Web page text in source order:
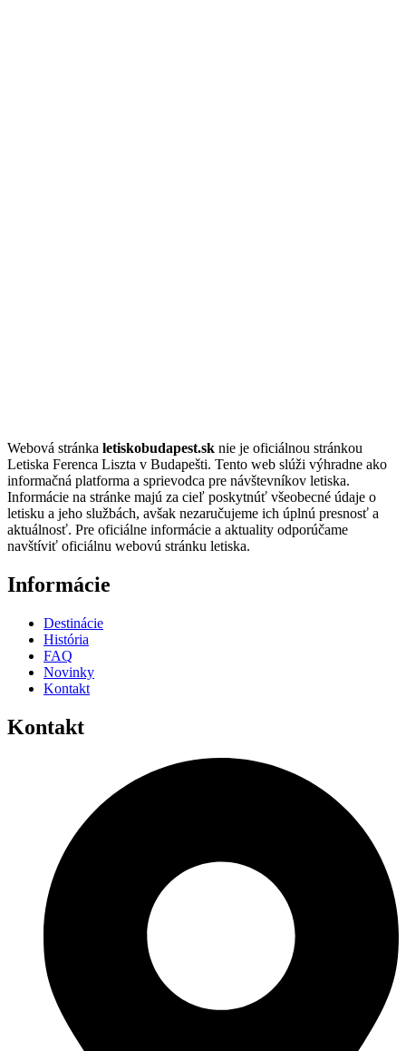
Webová stránka letiskobudapest.sk nie je oficiálnou stránkou
Letiska Ferenca Liszta v Budapešti. Tento web slúži výhradne ako
informačná platforma a sprievodca pre návštevníkov letiska.
Informácie na stránke majú za cieľ poskytnúť všeobecné údaje o
letisku a jeho službách, avšak nezaručujeme ich úplnú presnosť a
aktuálnosť. Pre oficiálne informácie a aktuality odporúčame
navštíviť oficiálnu webovú stránku letiska.
Informácie
Destinácie
História
FAQ
Novinky
Kontakt
Kontakt